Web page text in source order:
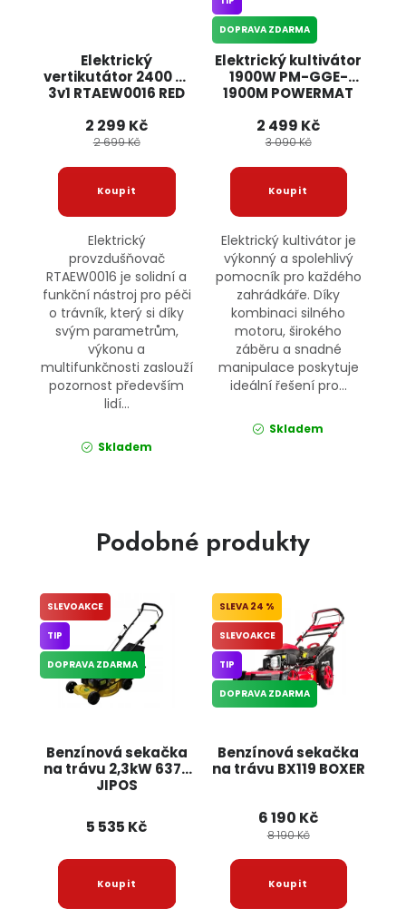
Elektrický
vertikutátor 2400 W
3v1 RTAEW0016 RED
2 299 Kč
2 699 Kč
Elektrický
provzdušňovač
RTAEW0016 je solidní a
funkční nástroj pro péči
o trávník, který si díky
svým parametrům,
výkonu a
multifunkčnosti zaslouží
pozornost především
lidí...
Skladem
Elektrický kultivátor
1900W PM-GGE-
1900M POWERMAT
DOPRAVA ZDARMA
2 499 Kč
3 090 Kč
Elektrický kultivátor je
výkonný a spolehlivý
pomocník pro každého
zahrádkáře. Díky
kombinaci silného
motoru, širokého
záběru a snadné
manipulace poskytuje
ideální řešení pro...
Skladem
Podobné produkty
Benzínová sekačka
na trávu 2,3kW 6372
JIPOS
SLEVOAKCE
TIP
DOPRAVA ZDARMA
5 535 Kč
Benzínová sekačka
na trávu BX119 BOXER
24 %
SLEVOAKCE
TIP
DOPRAVA ZDARMA
6 190 Kč
8 190 Kč